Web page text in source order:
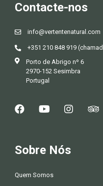
Contacte-nos
info@vertentenatural.com
+351 210 848 919
Porto de Abrigo nº 6
2970-152 Sesimbra
Portugal
Sobre Nós
Quem Somos